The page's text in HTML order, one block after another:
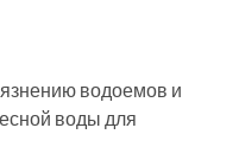
водоемов и
воды для